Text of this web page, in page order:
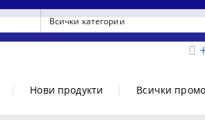
Нови продукти Всички